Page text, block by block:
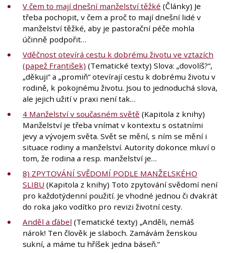
V čem to mají dnešní manželství těžké (Články) Je
třeba pochopit, v čem a proč to mají dnešní lidé v
manželství těžké, aby je pastorační péče mohla
účinně podpořit…
Vděčnost otevírá cestu k dobrému životu ve vztazích
(papež František) (Tematické texty) Slova: „dovolíš?“,
„děkuji“ a „promiň“ otevírají cestu k dobrému životu v
rodině, k pokojnému životu. Jsou to jednoduchá slova,
ale jejich užití v praxi není tak…
4 Manželství v současném světě (Kapitola z knihy)
Manželství je třeba vnímat v kontextu s ostatními
jevy a vývojem světa. Svět se mění, s ním se mění i
situace rodiny a manželství. Autority dokonce mluví o
tom, že rodina a resp. manželství je…
8) ZPYTOVÁNÍ SVĚDOMÍ PODLE MANŽELSKÉHO
SLIBU (Kapitola z knihy) Toto zpytování svědomí není
pro každotýdenní použití. Je vhodné jednou či dvakrát
do roka jako vodítko pro revizi životní cesty.
Anděl a ďábel (Tematické texty) „Anděli, nemáš
nárok! Ten člověk je slaboch. Zamávám ženskou
sukní, a máme tu hříšek jedna báseň.“